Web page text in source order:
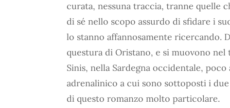
curata, nessuna traccia, tranne quelle
di sé nello scopo assurdo di sfidare i
lo stanno affannosamente ricercando.
questura di Oristano, e si muovono
Sinis, nella Sardegna occidentale,
adrenalinico a cui sono sottoposti i
di questo romanzo molto particolare.